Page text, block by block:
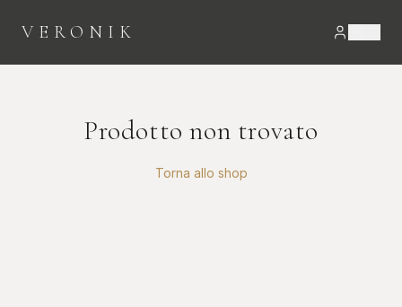
VERONIK
Prodotto non trovato
Torna allo shop